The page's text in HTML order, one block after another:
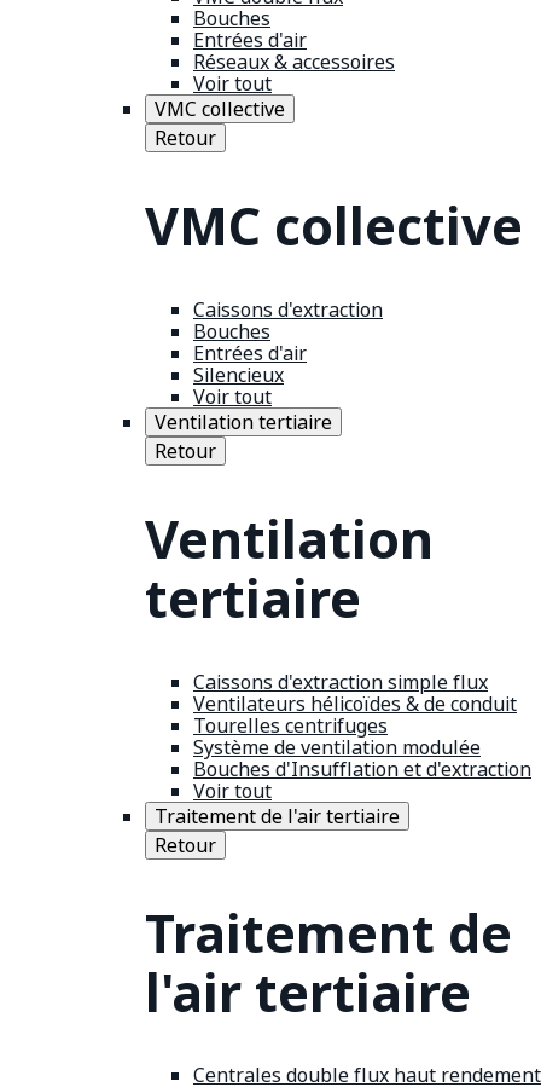
Bouches
Entrées d'air
Réseaux & accessoires
Voir tout
VMC collective
Retour
VMC collective
Caissons d'extraction
Bouches
Entrées d'air
Silencieux
Voir tout
Ventilation tertiaire
Retour
Ventilation
tertiaire
Caissons d'extraction simple flux
Ventilateurs hélicoïdes & de conduit
Tourelles centrifuges
Système de ventilation modulée
Bouches d'Insufflation et d'extraction
Voir tout
Traitement de l'air tertiaire
Retour
Traitement de
l'air tertiaire
Centrales double flux haut rendement